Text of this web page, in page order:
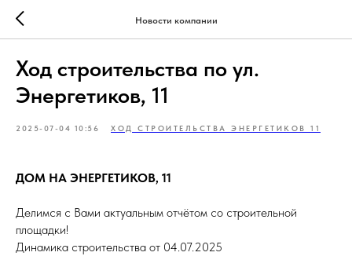
Новости компании
Ход строительства по ул.
Энергетиков, 11
2025-07-04 10:56 ХОД СТРОИТЕЛЬСТВА ЭНЕРГЕТИКОВ 11
ДОМ НА ЭНЕРГЕТИКОВ, 11
Делимся с Вами актуальным отчётом со строительной
площадки!
Динамика строительства от 04.07.2025